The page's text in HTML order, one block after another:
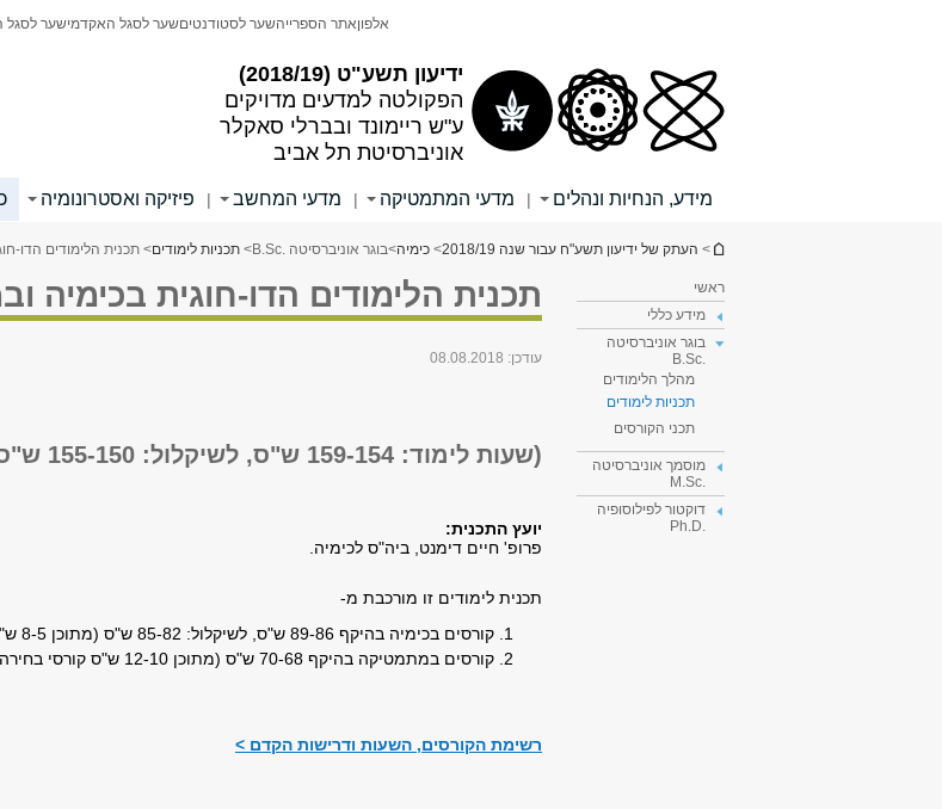
ידיעון תשע"ט (2018/19)
הפקולטה למדעים מדויקים
ע"ש ריימונד ובברלי סאקלר
אוניברסיטת תל אביב
אלפוןאתר הספרייהשער לסטודנטיםשער לסגל האקדמישער לסגל
מידע, הנחיות ונהלים | מדעי המתמטיקה | מדעי המחשב | פיזיקה ואסטרונומיה
הינך נמצא כאן
> העתק של ידיעון תשע"ח עבור שנה 2018/19 > כימיה>בוגר אוניברסיטה .B.Sc > תכניות לימודים> תכנית הלימודים הדו-
ראשי
מידע כללי
בוגר אוניברסיטה
.B.Sc
מהלך הלימודים
תכניות לימודים
תכני הקורסים
מוסמך אוניברסיטה
.M.Sc
דוקטור לפילוסופיה
.Ph.D
תכנית הלימודים הדו-חוגית בכימיה
עודכן: 08.08.2018
(שעות לימוד: 159-154 ש"ס, לשיקלול: 155-150 ש"ס) *
יועץ התכנית:
פרופ' חיים דימנט, ביה"ס לכימיה.
תכנית לימודים זו מורכבת מ-
קורסים בכימיה בהיקף 89-86 ש"ס, לשיקלול: 85-82 ש"ס (מתוכן 8-5 ש"ס קורסי בחירה).
קורסים במתמטיקה בהיקף 70-68 ש"ס (מתוכן 12-10 ש"ס קורסי בחירה).
רשימת הקורסים, השעות ודרישות הקדם >